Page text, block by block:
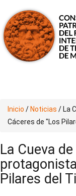
Inicio / Noticias / La
Cáceres de "Los
La Cueva
Pilares del